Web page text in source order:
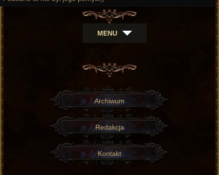
MENU
Archiwum
Redakcja
Kontakt